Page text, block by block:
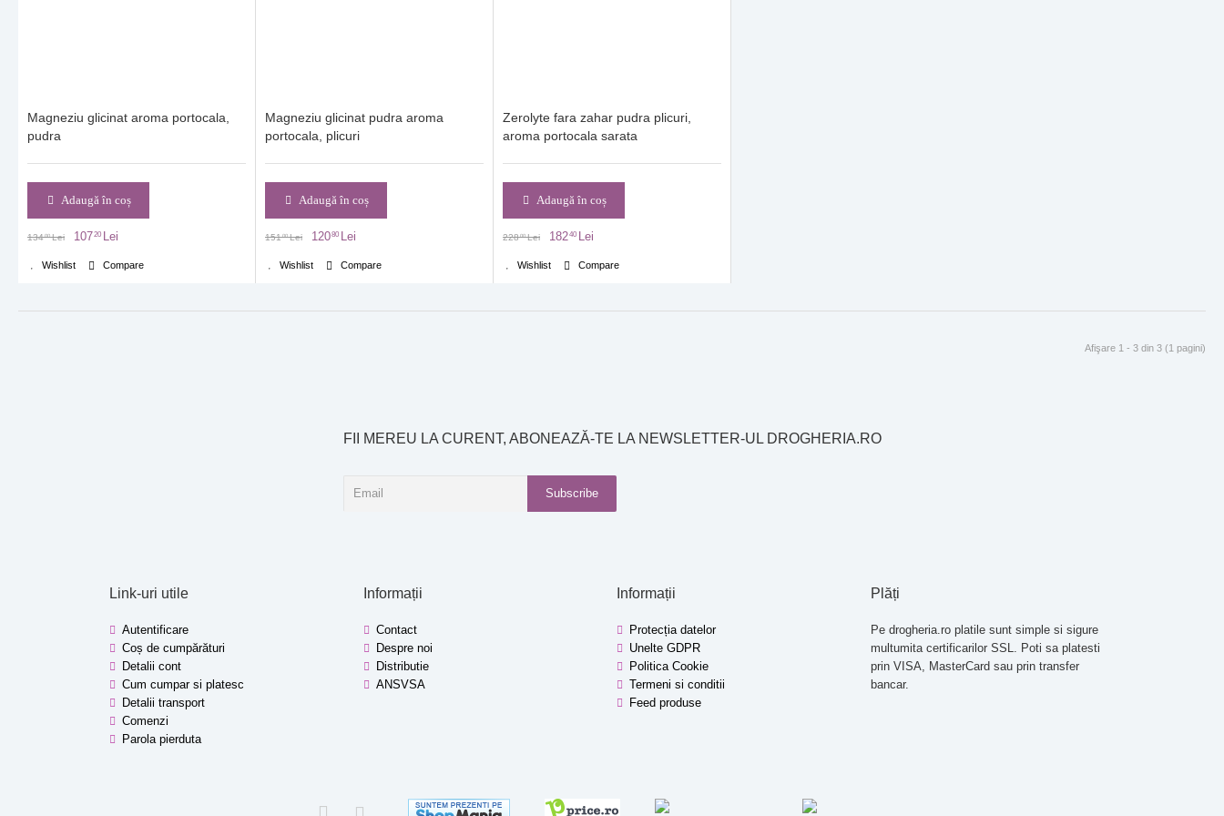
Magneziu glicinat aroma portocala,
pudra
Adaugă în coș
13400 Lei 10720 Lei
Wishlist Compare
Magneziu glicinat pudra aroma
portocala, plicuri
Adaugă în coș
15100 Lei 12080 Lei
Wishlist Compare
Zerolyte fara zahar pudra plicuri,
aroma portocala sarata
Adaugă în coș
22800 Lei 18240 Lei
Wishlist Compare
Afişare 1 - 3 din 3 (1 pagini)
FII MEREU LA CURENT, ABONEAZĂ-TE LA NEWSLETTER-UL DROGHERIA.RO
Subscribe
Link-uri utile
Autentificare
Coș de cumpărături
Detalii cont
Cum cumpar si platesc
Detalii transport
Comenzi
Parola pierduta
Informații
Contact
Despre noi
Distributie
ANSVSA
Informații
Protecția datelor
Unelte GDPR
Politica Cookie
Termeni si conditii
Feed produse
Plăți
Pe drogheria.ro platile sunt simple si sigure
multumita certificarilor SSL. Poti sa platesti
prin VISA, MasterCard sau prin transfer
bancar.